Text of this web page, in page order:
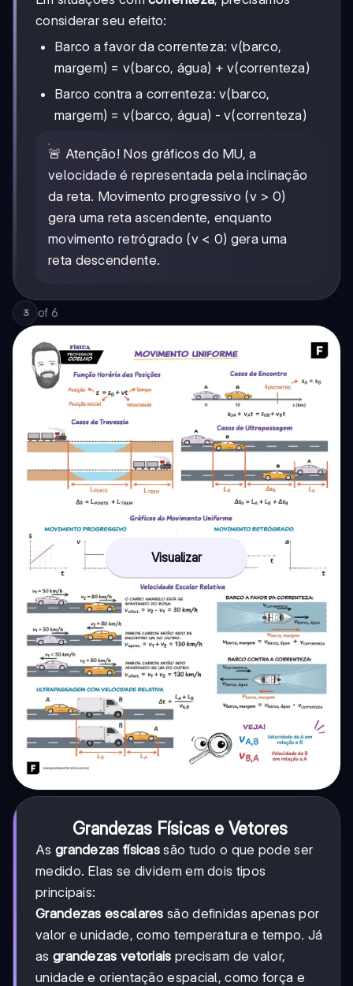
considerar seu efeito:
Barco a favor da correnteza: v(barco,
margem) = v(barco, água) + v(correnteza)
Barco contra a correnteza: v(barco,
margem) = v(barco, água) - v(correnteza)
🚨 Atenção! Nos gráficos do MU, a
velocidade é representada pela inclinação
da reta. Movimento progressivo (v > 0)
gera uma reta ascendente, enquanto
movimento retrógrado (v < 0) gera uma
reta descendente.
3 of 6
Visualizar
Grandezas Físicas e Vetores
As grandezas físicas são tudo o que pode ser
medido. Elas se dividem em dois tipos
principais:
Grandezas escalares são definidas apenas por
valor e unidade, como temperatura e tempo. Já
as grandezas vetoriais precisam de valor,
unidade e orientação espacial, como força e